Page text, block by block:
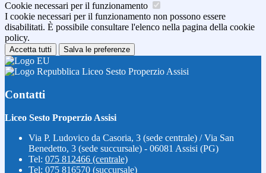
Cookie necessari per il funzionamento
I cookie necessari per il funzionamento non possono essere
disabilitati. È possibile consultare l'elenco nella pagina della cookie
policy.
Accetta tutti Salva le preferenze
Liceo Sesto Properzio Assisi
Contatti
Liceo Sesto Properzio Assisi
Via P. Ludovico da Casoria, 3 (sede centrale) / Via San
Benedetto, 3 (sede succursale) - 06081 Assisi (PG)
Tel: 075 812466 (centrale)
Tel: 075 816570 (succursale)